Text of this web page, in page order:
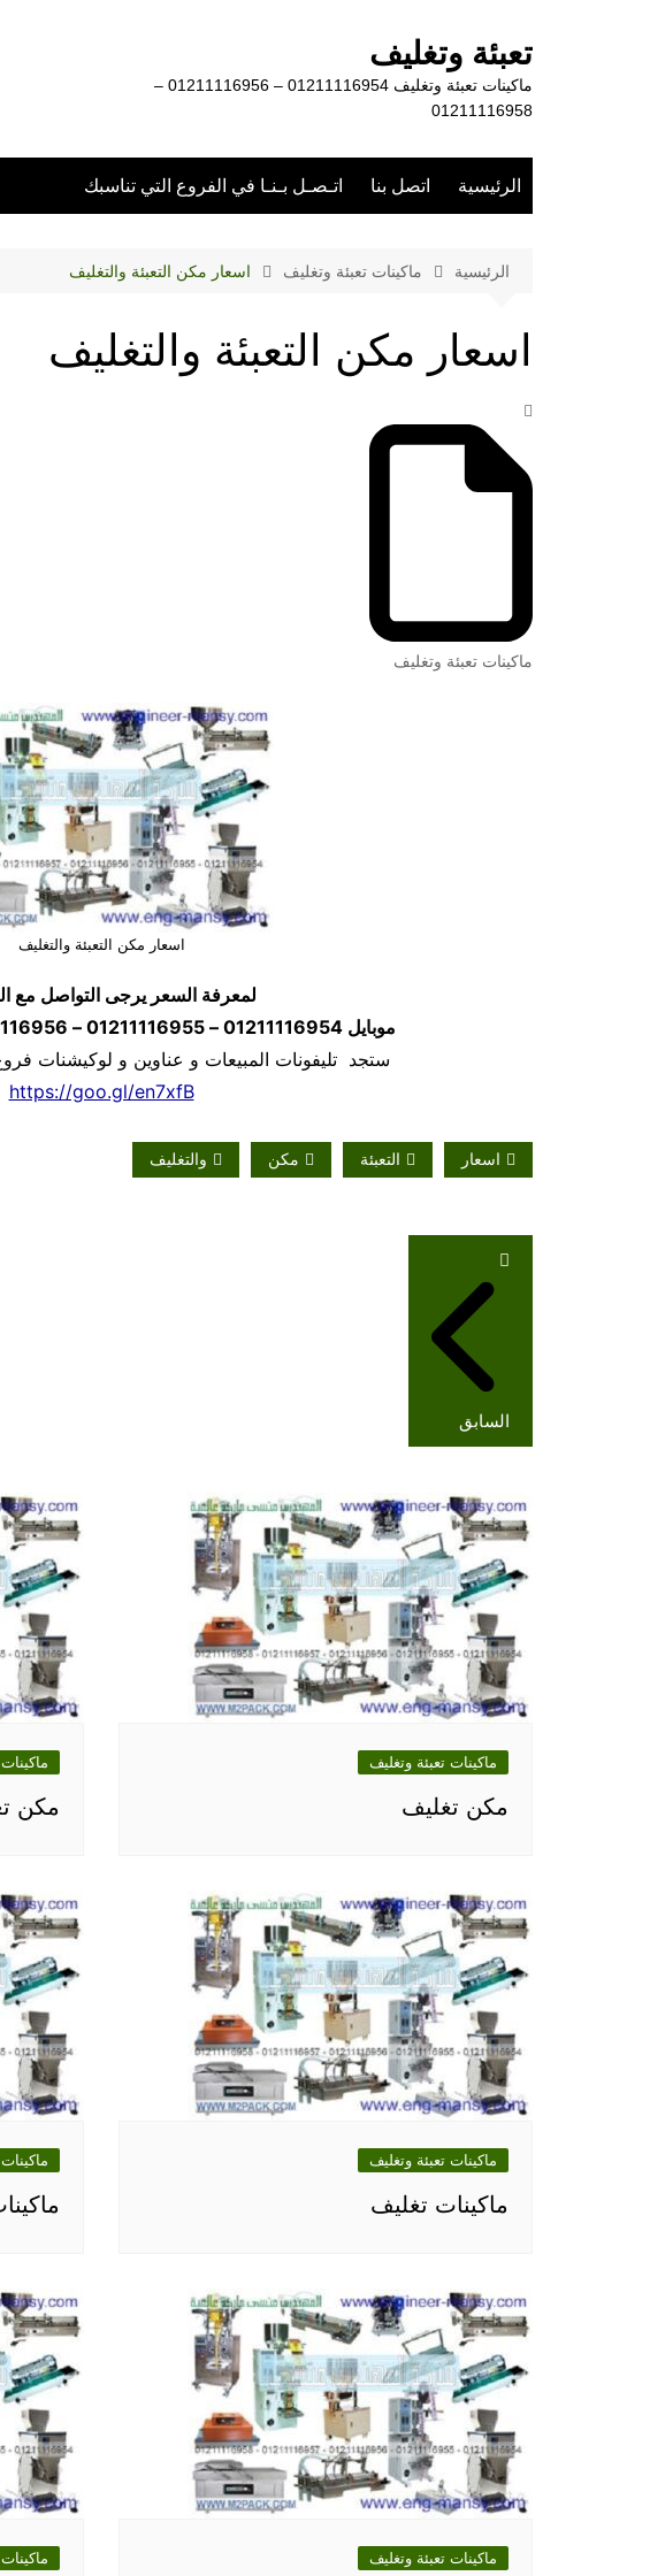
تعبئة وتغليف
ماكينات تعبئة وتغليف 01211116954 – 01211116956 –
01211116958
الرئيسية اتصل بنا اتـصـل بـنـا في الفروع التي تناسبك
الرئيسية ماكينات تعبئة وتغليف اسعار مكن التعبئة والتغليف
اسعار مكن التعبئة والتغليف
ماكينات تعبئة وتغليف
اسعار مكن التعبئة والتغليف
لمعرفة السعر يرجى التواصل مع
موبايل01211116954 – 01211116955 – 01211116956
ستجد تليفونات المبيعات و عناوين و لوكيشنات
https://goo.gl/en7xfB
اسعار التعبئة مكن والتغليف
تصفّح
المقالات
السابق
ماكينات تعبئة وتغليف
مكن تغليف مكن
ماكينات تعبئة وتغليف
ماكينات تغليف
ماكينات تعبئة وتغليف